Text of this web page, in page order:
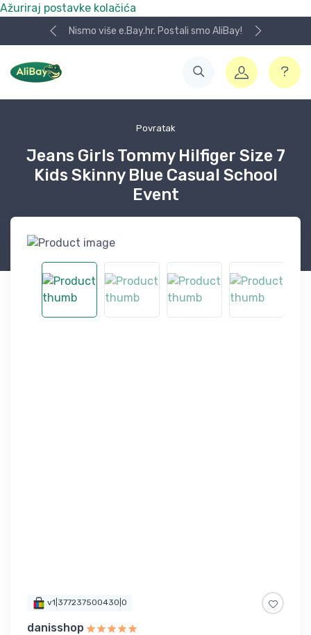
Ažuriraj postavke kolačića
Nismo više e.Bay.hr. Postali smo AliBay!
Povratak
Jeans Girls Tommy Hilfiger Size 7
Kids Skinny Blue Casual School
Event
v1|377237500430|0
danisshop